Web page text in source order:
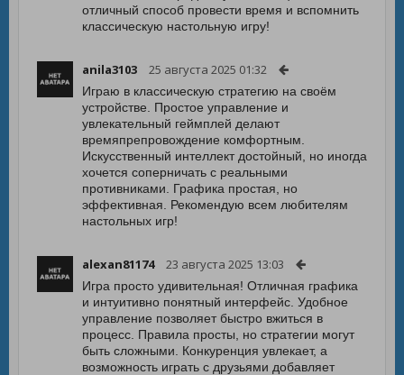
отличный способ провести время и вспомнить
классическую настольную игру!
anila3103 25 августа 2025 01:32
Играю в классическую стратегию на своём
устройстве. Простое управление и
увлекательный геймплей делают
времяпрепровождение комфортным.
Искусственный интеллект достойный, но иногда
хочется соперничать с реальными
противниками. Графика простая, но
эффективная. Рекомендую всем любителям
настольных игр!
alexan81174 23 августа 2025 13:03
Игра просто удивительная! Отличная графика
и интуитивно понятный интерфейс. Удобное
управление позволяет быстро вжиться в
процесс. Правила просты, но стратегии могут
быть сложными. Конкуренция увлекает, а
возможность играть с друзьями добавляет